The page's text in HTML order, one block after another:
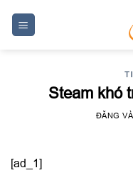
Steam khó
ĐĂNG
[ad_1]